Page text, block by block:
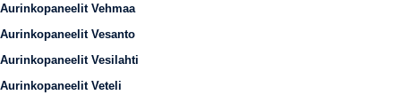
Aurinkopaneelit Vehmaa
Aurinkopaneelit Vesanto
Aurinkopaneelit Vesilahti
Aurinkopaneelit Veteli